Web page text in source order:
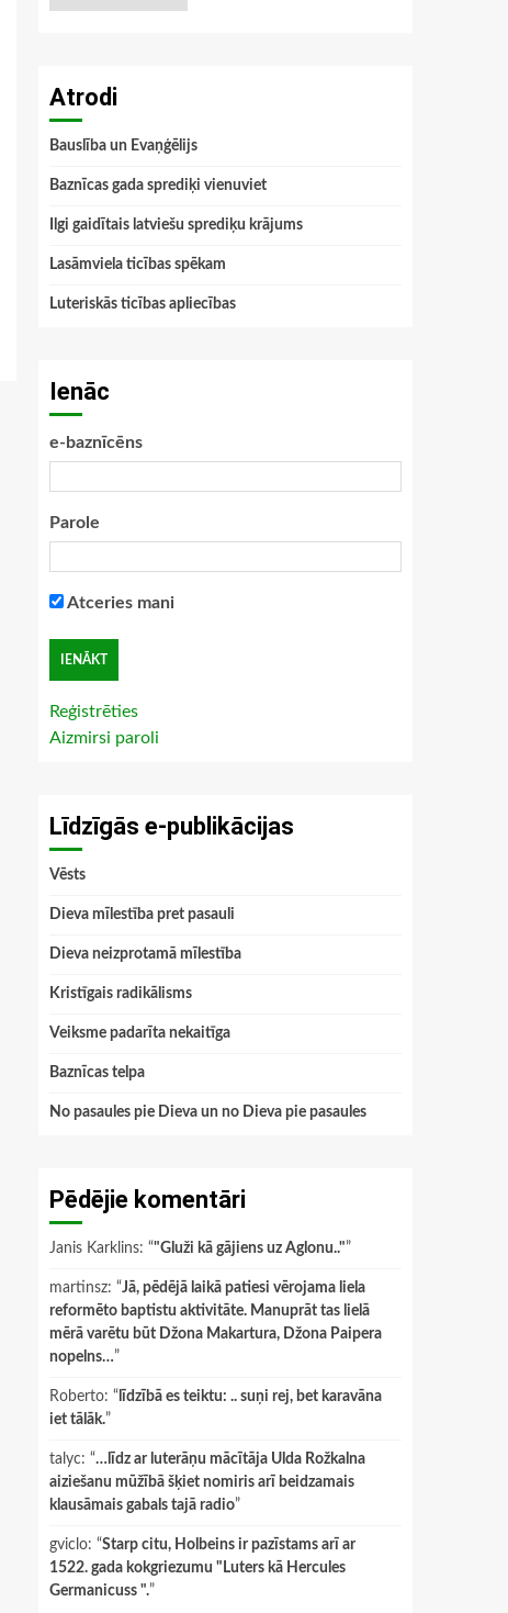
Atrodi
Bauslība un Evaņģēlijs
Baznīcas gada sprediķi vienuviet
Ilgi gaidītais latviešu sprediķu krājums
Lasāmviela ticības spēkam
Luteriskās ticības apliecības
Ienāc
e-baznīcēns
Parole
Atceries mani
Reģistrēties
Aizmirsi paroli
Līdzīgās e-publikācijas
Vēsts
Dieva mīlestība pret pasauli
Dieva neizprotamā mīlestība
Kristīgais radikālisms
Veiksme padarīta nekaitīga
Baznīcas telpa
No pasaules pie Dieva un no Dieva pie pasaules
Pēdējie komentāri
Janis Karklins: “"Gluži kā gājiens uz Aglonu.."”
martinsz: “Jā, pēdējā laikā patiesi vērojama liela
reformēto baptistu aktivitāte. Manuprāt tas lielā
mērā varētu būt Džona Makartura, Džona Paipera
nopelns…”
Roberto: “ līdzībā es teiktu: .. suņi rej, bet karavāna
iet tālāk.”
talyc: “…līdz ar luterāņu mācītāja Ulda Rožkalna
aiziešanu mūžībā šķiet nomiris arī beidzamais
klausāmais gabals tajā radio”
gviclo: “Starp citu, Holbeins ir pazīstams arī ar
1522. gada kokgriezumu "Luters kā Hercules
Germanicuss ".”